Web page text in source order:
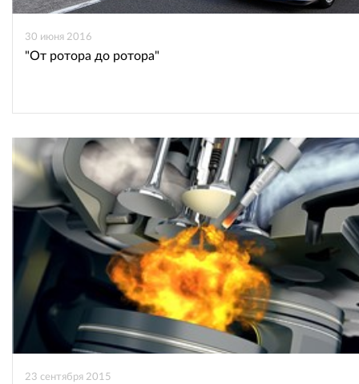
30 июня 2016
"От ротора до ротора"
23 сентября 2015